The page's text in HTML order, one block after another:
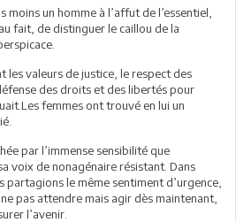
moins un homme à l’affut de l’essentiel,
fait, de distinguer le caillou de la
les valeurs de justice, le respect des
des droits et des libertés pour
femmes ont trouvé en lui un
par l’immense sensibilité que
voix de nonagénaire résistant. Dans
partagions le même sentiment d’urgence,
pas attendre mais agir dès maintenant,
l’avenir.